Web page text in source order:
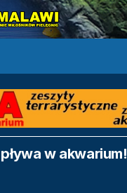
w akwarium!